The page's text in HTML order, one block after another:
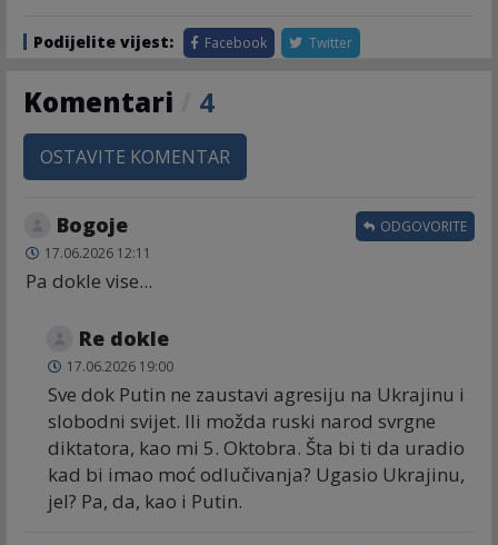
Podijelite vijest: Facebook Twitter
Komentari 4
OSTAVITE KOMENTAR
Bogoje
17.06.2026 12:11
Pa dokle vise...
ODGOVORITE
Re dokle
17.06.2026 19:00
Sve dok Putin ne zaustavi agresiju na Ukrajinu i
slobodni svijet. Ili možda ruski narod svrgne
diktatora, kao mi 5. Oktobra. Šta bi ti da uradio
kad bi imao moć odlučivanja? Ugasio Ukrajinu,
jel? Pa, da, kao i Putin.